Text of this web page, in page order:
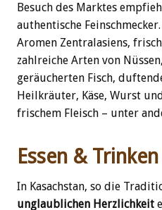
Besuch des Marktes
authentische
Aromen Zentralasiens,
zahlreiche Arten von
geräucherten Fisch,
Heilkräuter, Käse, Wurst
frischem Fleisch – unter
Essen &
In Kasachstan, so die
unglaublichen Herzlichkeit